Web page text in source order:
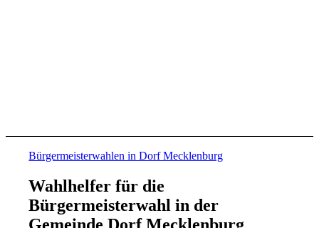
Bürgermeisterwahlen in Dorf Mecklenburg
Wahlhelfer für die
Bürgermeisterwahl in der